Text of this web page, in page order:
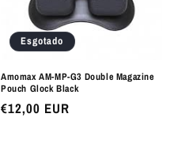
Esgotado
Amomax AM-MP-G3 Double Magazine
Pouch Glock Black
Preço
€12,00 EUR